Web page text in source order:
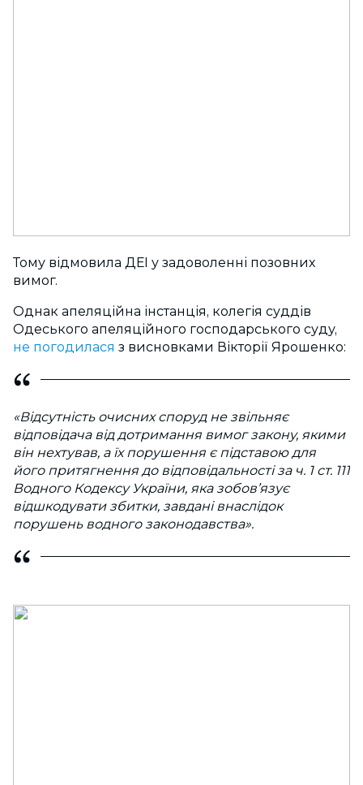
Тому відмовила ДЕІ у задоволенні позовних
вимог.
Однак апеляційна інстанція, колегія суддів
Одеського апеляційного господарського суду,
не погодилася з висновками Вікторії Ярошенко:
«Відсутність очисних споруд не звільняє
відповідача від дотримання вимог закону, якими
він нехтував, а їх порушення є підставою для
його притягнення до відповідальності за ч. 1 ст. 111
Водного Кодексу України, яка зобов’язує
відшкодувати збитки, завдані внаслідок
порушень водного законодавства».